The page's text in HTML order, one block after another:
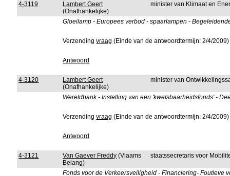
4-3119
Lambert Geert
(Onafhankelijke)
minister van Klimaat en
Gloeilamp - Europees verbod - spaarlampen -
Verzendingvraag (Einde van de antwoordtermijn: 2/4/2009)
Antwoord
4-3120
Lambert Geert
(Onafhankelijke)
minister van
Wereldbank - Instelling van een 'kwetsbaarheidsfonds' -
Verzendingvraag (Einde van de antwoordtermijn: 2/4/2009)
Antwoord
4-3121 Van Gaever Freddy (Vlaams
Belang)
staatssecretaris voor
Fonds voor de Verkeersveiligheid - Financiering- Foutieve